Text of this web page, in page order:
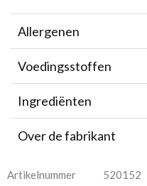
Allergenen
Voedingsstoffen
Ingrediënten
Over de fabrikant
Artikelnummer
520152